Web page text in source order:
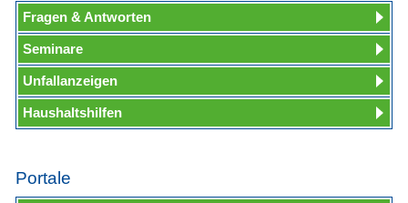
Fragen & Antworten
Seminare
Unfallanzeigen
Haushaltshilfen
Portale